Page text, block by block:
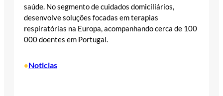
saúde. No segmento de cuidados domiciliários,
desenvolve soluções focadas em terapias
respiratórias na Europa, acompanhando cerca de 100
000 doentes em Portugal.
•Noticias